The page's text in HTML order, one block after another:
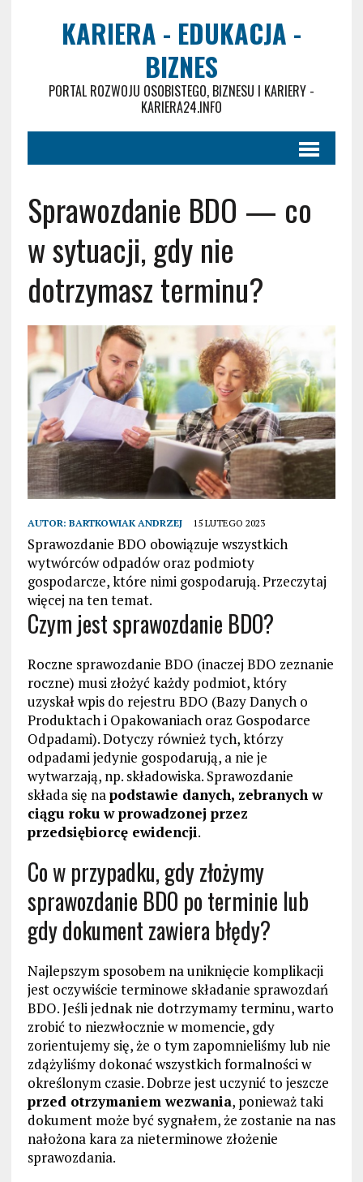
KARIERA - EDUKACJA -
BIZNES
PORTAL ROZWOJU OSOBISTEGO, BIZNESU I KARIERY -
KARIERA24.INFO
Sprawozdanie BDO — co
w sytuacji, gdy nie
dotrzymasz terminu?
AUTOR: BARTKOWIAK ANDRZEJ 15 LUTEGO 2023
Sprawozdanie BDO obowiązuje wszystkich
wytwórców odpadów oraz podmioty
gospodarcze, które nimi gospodarują. Przeczytaj
więcej na ten temat.
Czym jest sprawozdanie BDO?
Roczne sprawozdanie BDO (inaczej BDO zeznanie
roczne) musi złożyć każdy podmiot, który
uzyskał wpis do rejestru BDO (Bazy Danych o
Produktach i Opakowaniach oraz Gospodarce
Odpadami). Dotyczy również tych, którzy
odpadami jedynie gospodarują, a nie je
wytwarzają, np. składowiska. Sprawozdanie
składa się napodstawie danych, zebranych w
ciągu roku w prowadzonej przez
przedsiębiorcę ewidencji.
Co w przypadku, gdy złożymy
sprawozdanie BDO po terminie lub
gdy dokument zawiera błędy?
Najlepszym sposobem na uniknięcie komplikacji
jest oczywiście terminowe składanie sprawozdań
BDO. Jeśli jednak nie dotrzymamy terminu, warto
zrobić to niezwłocznie w momencie, gdy
zorientujemy się, że o tym zapomnieliśmy lub nie
zdążyliśmy dokonać wszystkich formalności w
określonym czasie. Dobrze jest uczynić to jeszcze
przed otrzymaniem wezwania, ponieważ taki
dokument może być sygnałem, że zostanie na nas
nałożona kara za nieterminowe złożenie
sprawozdania.